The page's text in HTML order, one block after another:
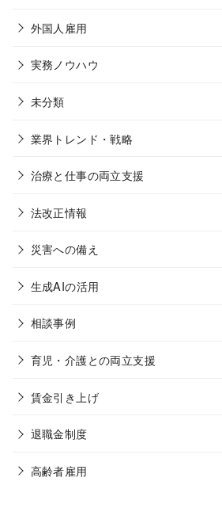
外国人雇用
実務ノウハウ
未分類
業界トレンド・戦略
治療と仕事の両立支援
法改正情報
災害への備え
生成AIの活用
相談事例
育児・介護との両立支援
賃金引き上げ
退職金制度
高齢者雇用